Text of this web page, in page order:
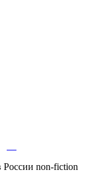
non-fiction